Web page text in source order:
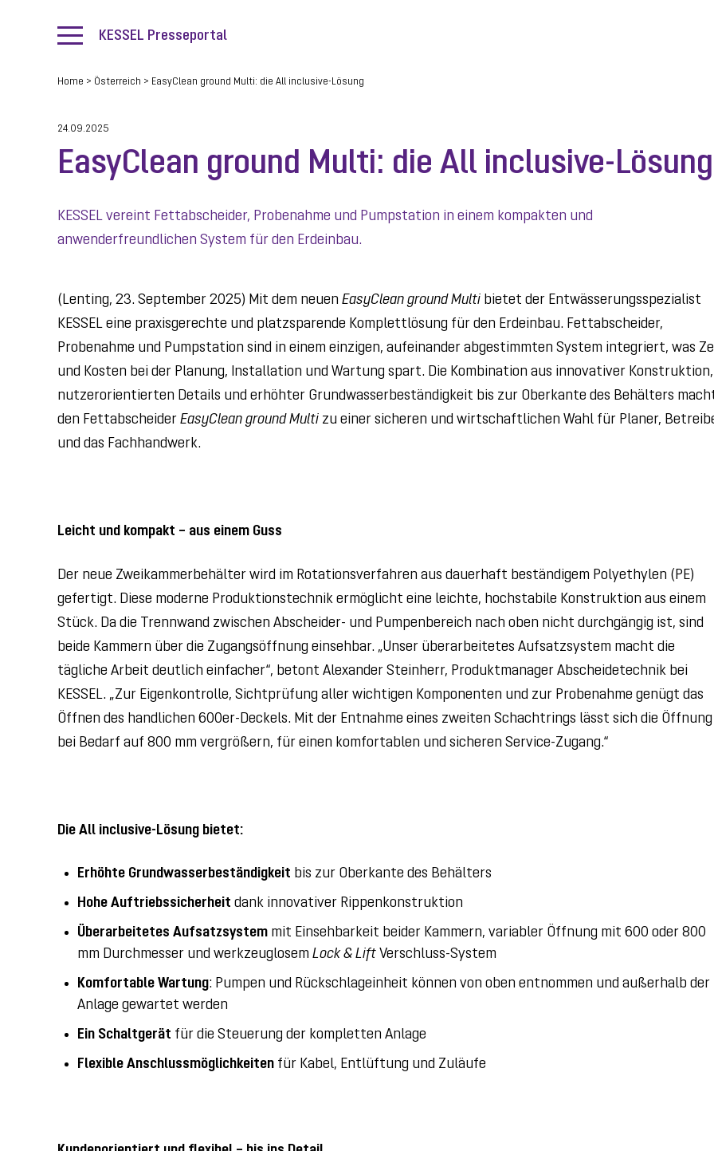
KESSEL Presseportal
Home > Österreich > EasyClean ground Multi: die All inclusive-Lösung
24.09.2025
EasyClean ground Multi: die All inclusive-Lösung
KESSEL vereint Fettabscheider, Probenahme und Pumpstation in einem kompakten und
anwenderfreundlichen System für den Erdeinbau.
(Lenting, 23. September 2025) Mit dem neuen EasyClean ground Multi bietet der Entwässerungsspezialist
KESSEL eine praxisgerechte und platzsparende Komplettlösung für den Erdeinbau. Fettabscheider,
Probenahme und Pumpstation sind in einem einzigen, aufeinander abgestimmten System integriert, was
und Kosten bei der Planung, Installation und Wartung spart. Die Kombination aus innovativer Konstruktion,
nutzerorientierten Details und erhöhter Grundwasserbeständigkeit bis zur Oberkante des Behälters
den Fettabscheider EasyClean ground Multi zu einer sicheren und wirtschaftlichen Wahl für Planer,
und das Fachhandwerk.
Leicht und kompakt – aus einem Guss
Der neue Zweikammerbehälter wird im Rotationsverfahren aus dauerhaft beständigem Polyethylen (PE)
gefertigt. Diese moderne Produktionstechnik ermöglicht eine leichte, hochstabile Konstruktion aus einem
Stück. Da die Trennwand zwischen Abscheider- und Pumpenbereich nach oben nicht durchgängig ist, sind
beide Kammern über die Zugangsöffnung einsehbar. „Unser überarbeitetes Aufsatzsystem macht die
tägliche Arbeit deutlich einfacher“, betont Alexander Steinherr, Produktmanager Abscheidetechnik bei
KESSEL. „Zur Eigenkontrolle, Sichtprüfung aller wichtigen Komponenten und zur Probenahme genügt das
Öffnen des handlichen 600er-Deckels. Mit der Entnahme eines zweiten Schachtrings lässt sich die Öffnung
bei Bedarf auf 800 mm vergrößern, für einen komfortablen und sicheren Service-Zugang.“
Die All inclusive-Lösung bietet:
Erhöhte Grundwasserbeständigkeit bis zur Oberkante des Behälters
Hohe Auftriebssicherheit dank innovativer Rippenkonstruktion
Überarbeitetes Aufsatzsystem mit Einsehbarkeit beider Kammern, variabler Öffnung mit 600 oder 800
mm Durchmesser und werkzeuglosem Lock & Lift Verschluss-System
Komfortable Wartung: Pumpen und Rückschlageinheit können von oben entnommen und außerhalb der
Anlage gewartet werden
Ein Schaltgerät für die Steuerung der kompletten Anlage
Flexible Anschlussmöglichkeiten für Kabel, Entlüftung und Zuläufe